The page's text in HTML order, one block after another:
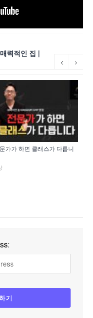
력적인 집 |
가가 하면 클래스가 다릅니